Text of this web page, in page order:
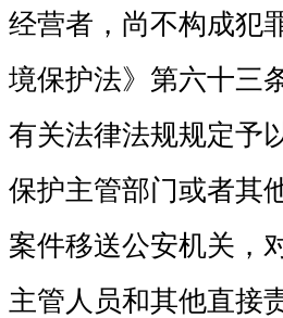
经营者，尚不构成犯
境保护法》第六十三
有关法律法规规定予
保护主管部门或者其
案件移送公安机关，
主管人员和其他直接